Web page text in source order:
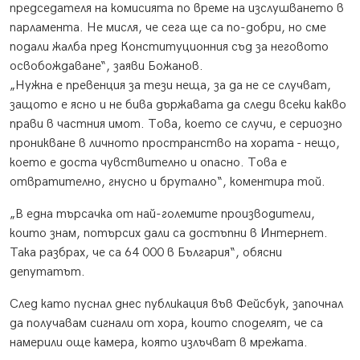
председателя на комисията по време на изслушването в
парламента. Не мисля, че сега ще са по-добри, но сме
подали жалба пред Конституционния съд за неговото
освобождаване“, заяви Божанов.
„Нужна е превенция за тези неща, за да не се случват,
защото е ясно и не бива държавата да следи всеки какво
прави в частния имот. Това, което се случи, е сериозно
проникване в личното пространство на хората - нещо,
което е доста чувствително и опасно. Това е
отвратително, гнусно и брутално“, коментира той.
„В една търсачка от най-големите производители,
които знам, потърсих дали са достъпни в Интернет.
Така разбрах, че са 64 000 в България“, обясни
депутатът.
След като пуснал днес публикация във Фейсбук, започнал
да получавам сигнали от хора, които споделят, че са
намерили още камера, която излъчват в мрежата.